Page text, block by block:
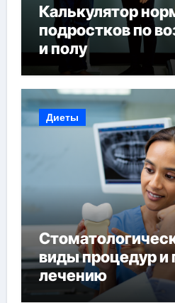
Калькулятор
подростков по
и полу
Диеты
виды процедур и
лечению